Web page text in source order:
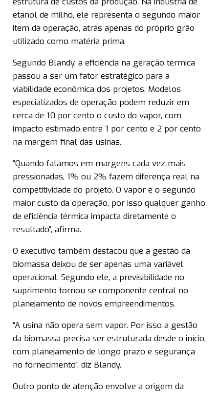
etanol de milho, ele representa o segundo maior
item da operação, atrás apenas do próprio grão
utilizado como matéria prima.
Segundo Blandy, a eficiência na geração térmica
passou a ser um fator estratégico para a
viabilidade econômica dos projetos. Modelos
especializados de operação podem reduzir em
cerca de 10 por cento o custo do vapor, com
impacto estimado entre 1 por cento e 2 por cento
na margem final das usinas.
“Quando falamos em margens cada vez mais
pressionadas, 1% ou 2% fazem diferença real na
competitividade do projeto. O vapor é o segundo
maior custo da operação, por isso qualquer ganho
de eficiência térmica impacta diretamente o
resultado”, afirma.
O executivo também destacou que a gestão da
biomassa deixou de ser apenas uma variável
operacional. Segundo ele, a previsibilidade no
suprimento tornou se componente central no
planejamento de novos empreendimentos.
“A usina não opera sem vapor. Por isso a gestão
da biomassa precisa ser estruturada desde o início,
com planejamento de longo prazo e segurança
no fornecimento”, diz Blandy.
Outro ponto de atenção envolve a origem da